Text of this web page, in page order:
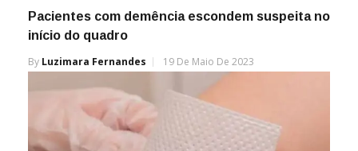
Pacientes com demência escondem suspeita no
início do quadro
By Luzimara Fernandes 19 De Maio De 2023